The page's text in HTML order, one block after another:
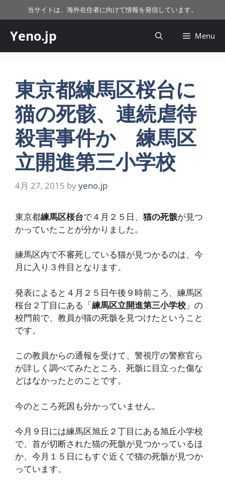
ン
ツ
当サイトは、海外在住者に向けて情報を発信しています。
Yeno.jp Menu
東京都練馬区桜台に
猫の死骸、連続虐待
殺害事件か 練馬区
立開進第三小学校
4月 27, 2015 byyeno.jp
東京都練馬区桜台で４月２５日、 猫の死骸が見つ
かっていたことが分かりました。
練馬区内で不審死している猫が見つかるのは、今
月に入り３件目となります。
発表によると４月２５日午後９時前ころ、練馬区
桜台２丁目にある「練馬区立開進第三小学校 」の
校門前で、教員が猫の死骸を見つけたということ
です。
この教員からの通報を受けて、警視庁の警察官ら
が詳しく調べてみたところ、死骸に目立った傷な
どはなかったとのことです。
今のところ死因も分かっていません。
今月９日には練馬区旭丘２丁目にある旭丘小学校
で、首が切断された猫の死骸が見つかっているほ
か、今月１５日にもすぐ近くで猫の死骸が見つか
っています。